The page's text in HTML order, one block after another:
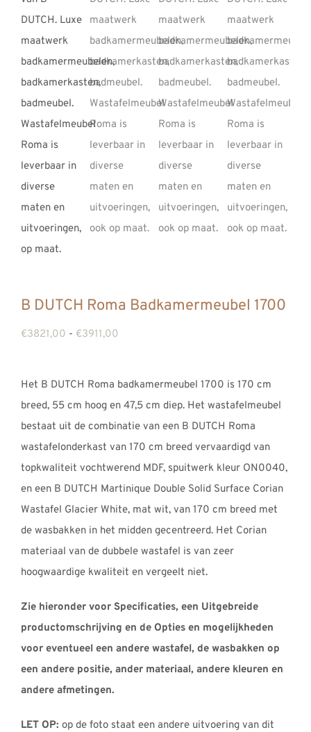
INFO
CONTACT
B DUTCH Roma Badkamermeubel 1700
€3821,00 - €3911,00
Het B DUTCH Roma badkamermeubel 1700 is 170 cm
breed, 55 cm hoog en 47,5 cm diep. Het wastafelmeubel
bestaat uit de combinatie van een B DUTCH Roma
wastafelonderkast van 170 cm breed vervaardigd van
topkwaliteit vochtwerend MDF, spuitwerk kleur ON0040,
en een B DUTCH Martinique Double Solid Surface Corian
Wastafel Glacier White, mat wit, van 170 cm breed met
de wasbakken in het midden gecentreerd. Het Corian
materiaal van de dubbele wastafel is van zeer
hoogwaardige kwaliteit en vergeelt niet.
Zie hieronder voor Specificaties, een Uitgebreide
productomschrijving en de Opties en mogelijkheden
voor eventueel een andere wastafel, de wasbakken op
een andere positie, ander materiaal, andere kleuren en
andere afmetingen.
LET OP: op de foto staat een andere uitvoering van dit